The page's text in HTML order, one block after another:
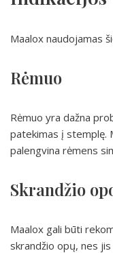
Maalox naudojamas
Rėmuo
Rėmuo yra dažna
patekimas į stemplę.
palengvina rėmens
Skrandžio
Maalox gali būti
skrandžio opų, nes